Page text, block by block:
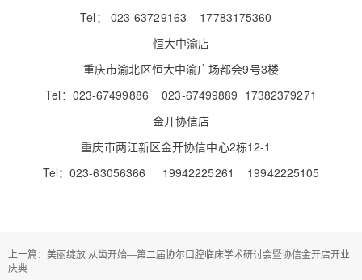
Tel： 023-63729163 17783175360
恒大中渝店
重庆市渝北区恒大中渝广场都会9号3楼
Tel：023-67499886 023-67499889 17382379271
金开协信店
重庆市两江新区金开协信中心2栋12-1
Tel：023-63056366 19942225261 19942225105
上一篇：美丽绽放 从齿开始—第二届协尔口腔临床学术研讨会暨协信金开店开业
庆典